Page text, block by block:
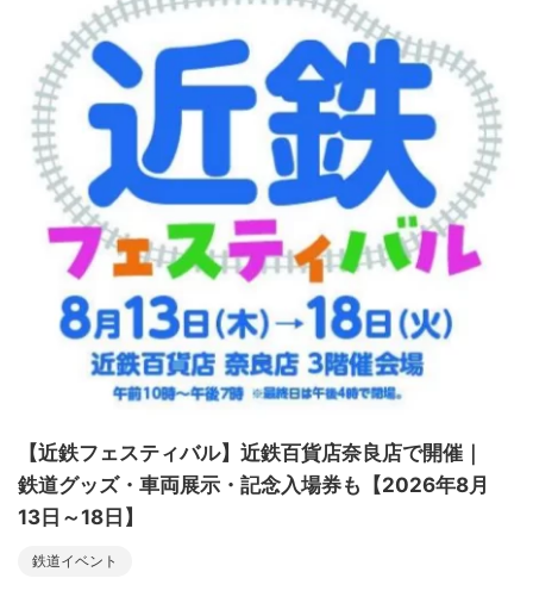
【近鉄フェスティバル】近鉄百貨店奈良店で開催｜
鉄道グッズ・車両展示・記念入場券も【2026年8月
13日～18日】
鉄道イベント